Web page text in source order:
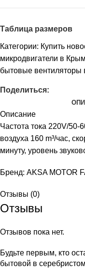
Таблица размеров
Категории: Купить
микродвигатели в
бытовые
Поделиться:
Описание
Частота тока 220V/50-
воздуха 160 m³/час,
минуту, уровень
Бренд: AKSA MOTOR
Отзывы (0)
Отзывы
Отзывов пока нет.
Будьте первым, кто
бытовой в